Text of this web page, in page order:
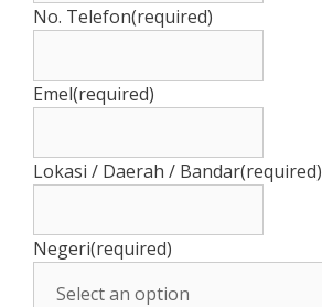
No. Telefon(required)
Emel(required)
Lokasi / Daerah / Bandar(required)
Negeri(required)